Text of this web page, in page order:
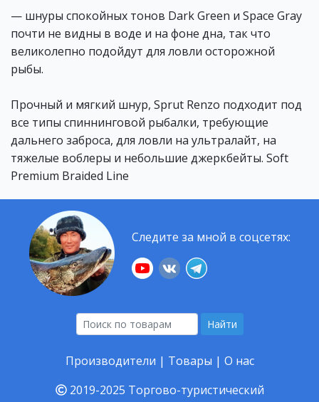
— шнуры спокойных тонов Dark Green и Space Gray
почти не видны в воде и на фоне дна, так что
великолепно подойдут для ловли осторожной
рыбы.
Прочный и мягкий шнур, Sprut Renzo подходит под
все типы спиннинговой рыбалки, требующие
дальнего заброса, для ловли на ультралайт, на
тяжелые воблеры и небольшие джеркбейты. Soft
Premium Braided Line
Следите за мной в соцсетях:
Найти
Производители | Товары | О нас
2019-2025 Торгово-туристический